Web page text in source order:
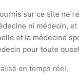
sur ce site ne
ni médecin,
et la médecine
pour toute
en temps réel.